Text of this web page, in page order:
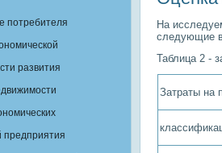
потребителя
развития
предприятия
На
следующие
Таблица 2 -
Затраты на